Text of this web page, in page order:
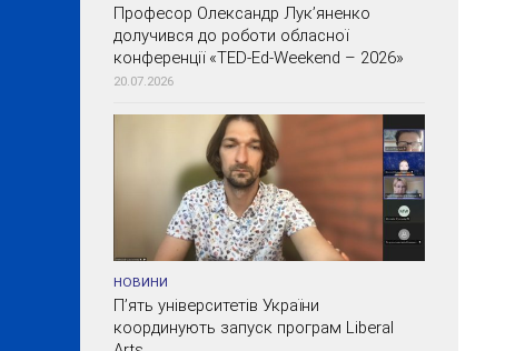
Професор Олександр Лук’яненко
долучився до роботи обласної
конференції «TED-Ed-Weekend – 2026»
20.07.2026
НОВИНИ
П’ять університетів України
координують запуск програм Liberal